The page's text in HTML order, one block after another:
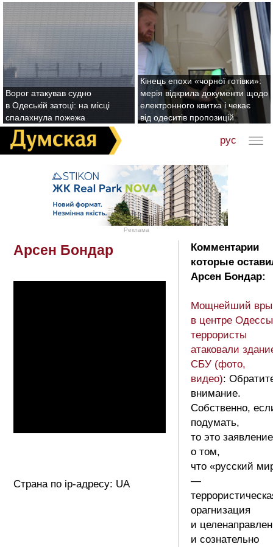
Ворог атакував судно
в Одеській затоці: на місці
спалахнула пожежа
Кінець епохи «чорної готівки»:
мерія відкрила документи щодо
електронного квитка і чекає
від одеситів пропозицій
рус
Реклама
Арсен Бондар
Страна по ip-адресу: UA
Комментарии
которые
Арсен Бондар:
Мощнейший
в центре
террористы
атаковали
СБУ (фото,
видео):
внимание.
Собственно,
подумать,
то это заявление
о том,
что «русский
—
орагнизация
и
и сознательно